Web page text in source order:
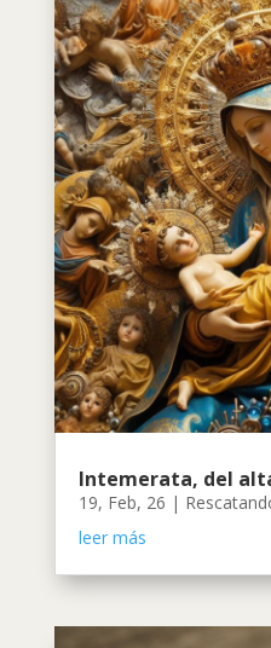
Intemerata, del
19, Feb, 26 |
leer más